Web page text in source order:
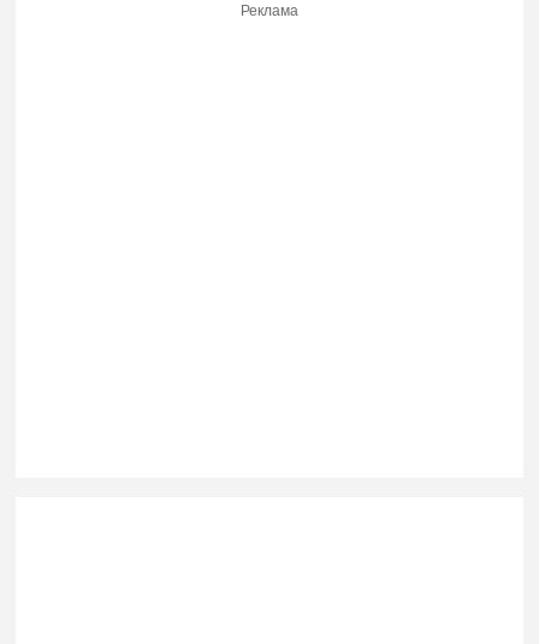
Реклама